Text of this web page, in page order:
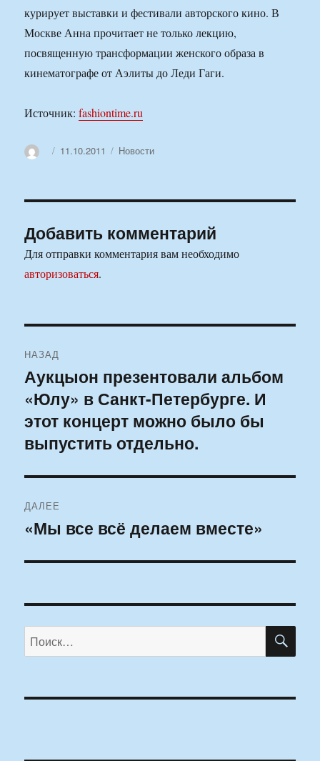
курирует выставки и фестивали авторского кино. В
Москве Анна прочитает не только лекцию,
посвященную трансформации женского образа в
кинематографе от Аэлиты до Леди Гаги.
Источник:fashiontime.ru
АвторОпубликовано
11.10.2011 Рубрики
Новости
Добавить комментарий
Для отправки комментария вам необходимо
авторизоваться.
по
записям
НАЗАД
Предыдущая
запись:
Аукцыон презентовали альбом
«Юлу» в Санкт-Петербурге. И
этот концерт можно было бы
выпустить отдельно.
ДАЛЕЕ
Следующая
«Мы все всё делаем вместе»
Искать: